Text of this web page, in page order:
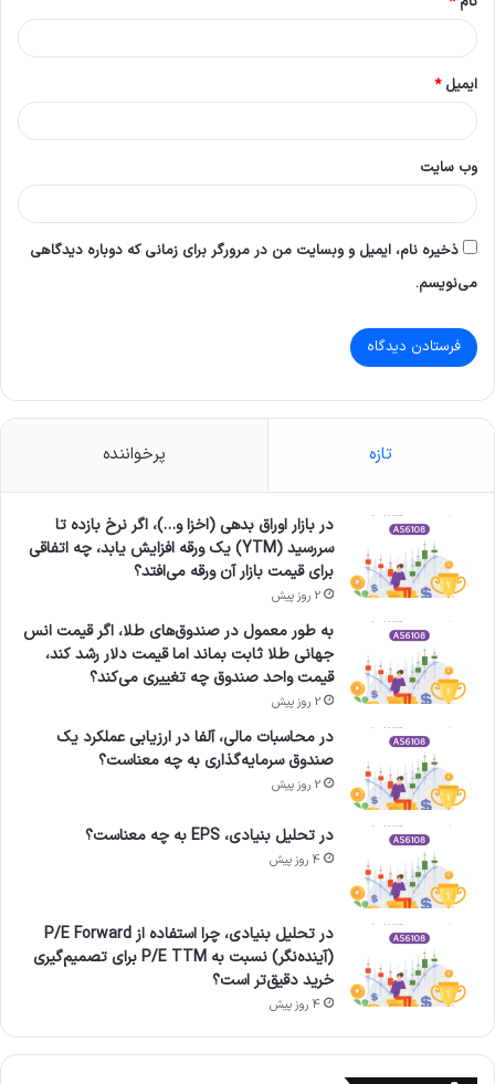
ایمیل*
وب‌ سایت
ذخیره نام، ایمیل و وبسایت من در مرورگر برای زمانی که دوباره دیدگاهی
می‌نویسم.
تازه پرخواننده
در بازار اوراق بدهی (اخزا و…)، اگر نرخ بازده تا
سررسید (YTM) یک ورقه افزایش یابد، چه اتفاقی
برای قیمت بازار آن ورقه می‌افتد؟
2 روز پیش
به طور معمول در صندوق‌های طلا، اگر قیمت انس
جهانی طلا ثابت بماند اما قیمت دلار رشد کند،
قیمت واحد صندوق چه تغییری می‌کند؟
2 روز پیش
در محاسبات مالی، آلفا در ارزیابی عملکرد یک
صندوق سرمایه‌گذاری به چه معناست؟
2 روز پیش
در تحلیل بنیادی، EPS به چه معناست؟
4 روز پیش
در تحلیل بنیادی، چرا استفاده از P/E Forward
(آینده‌نگر) نسبت به P/E TTM برای تصمیم‌گیری
خرید دقیق‌تر است؟
4 روز پیش